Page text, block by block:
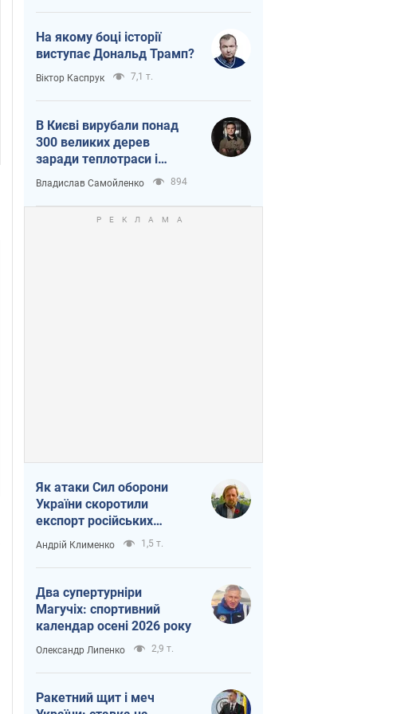
На якому боці історії
виступає Дональд Трамп?
Віктор Каспрук 7,1 т.
В Києві вирубали понад
300 великих дерев
заради теплотраси і
всупереч Генплану
Владислав Самойленко 894
Як атаки Сил оборони
України скоротили
експорт російських
нафтопродуктів
Андрій Клименко 1,5 т.
Два супертурніри
Магучіх: спортивний
календар осені 2026 року
Олександр Липенко 2,9 т.
Ракетний щит і меч